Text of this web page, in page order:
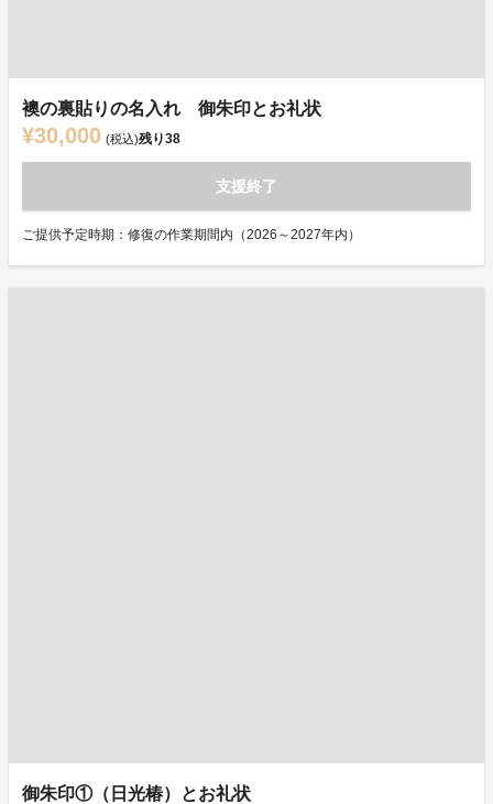
襖の裏貼りの名入れ 御朱印とお礼状
¥30,000 (税込)残り38
支援終了
ご提供予定時期：修復の作業期間内（2026～2027年内）
御朱印①（日光椿）とお礼状